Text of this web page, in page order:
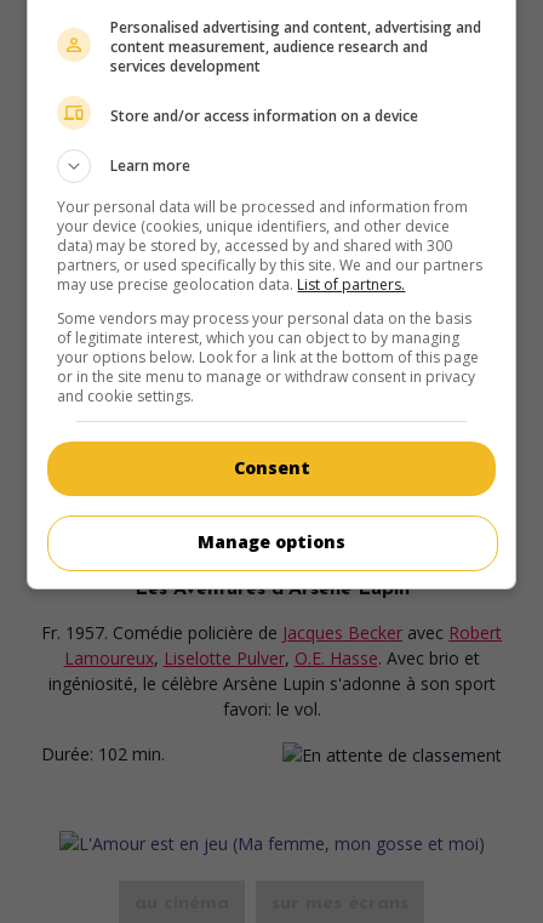
Durée:
98 min.
La Vie à deux
Fr. 1958. Film à sketchesde Clément Duhour avec Pierre
Brasseur
Lilli Palmer
. Un écrivain décide de
léguer sa fortune à un couple demeuré heureux.
Durée: 102 min.
au cinéma sur mes écrans
Les Aventures d'Arsène Lupin
Fr. 1957. Comédie policière de Jacques Becker avec Robert
Lamoureux, Liselotte Pulver, O.E. Hasse. Avec brio et
ingéniosité, le célèbre Arsène Lupin s'adonne à son sport
favori: le vol.
Durée: 102 min.
Personalised advertising and content, advertising and
content measurement, audience research and
services development
Store and/or access information on a device
Learn more
Your personal data will be processed and information from
your device (cookies, unique identifiers, and other device
data) may be stored by, accessed by and shared with 300
partners, or used specifically by this site. We and our partners
may use precise geolocation data. List of partners.
Some vendors may process your personal data on the basis
of legitimate interest, which you can object to by managing
your options below. Look for a link at the bottom of this page
or in the site menu to manage or withdraw consent in privacy
and cookie settings.
Consent
Manage options